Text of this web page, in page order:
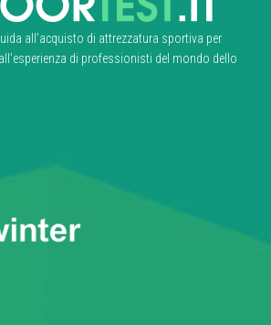
all’acquisto di attrezzatura sportiva per
di professionisti del mondo dello